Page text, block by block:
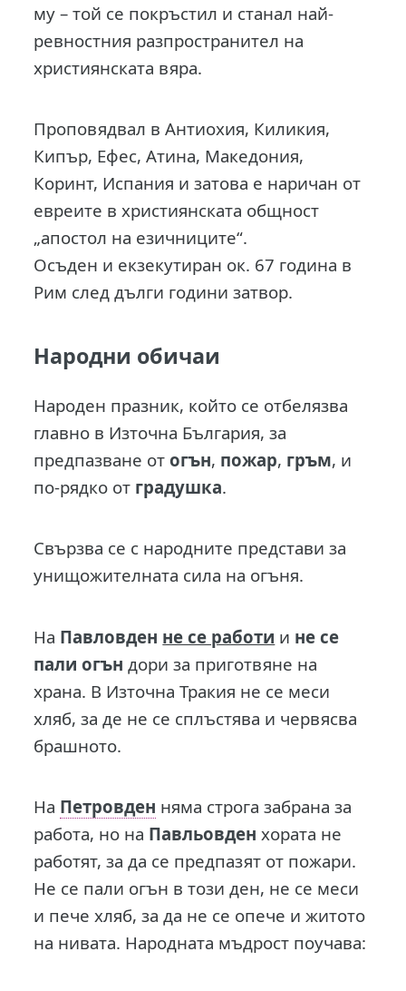
му – той се покръстил и станал най-
ревностния разпространител на
християнската вяра.
Проповядвал в Антиохия, Киликия,
Кипър, Ефес, Атина, Македония,
Коринт, Испания и затова е наричан от
евреите в християнската общност
„апостол на езичниците“.
Осъден и екзекутиран ок. 67 година в
Рим след дълги години затвор.
Народни обичаи
Народен празник, който се отбелязва
главно в Източна България, за
предпазване отогън, пожар, гръм, и
по-рядко от градушка.
Свързва се с народните представи за
унищожителната сила на огъня.
На Павловден не се работи и не се
пали огън дори за приготвяне на
храна. В Източна Тракия не се меси
хляб, за де не се сплъстява и червясва
брашното.
На Петровден няма строга забрана за
работа, но на Павльовден хората не
работят, за да се предпазят от пожари.
Не се пали огън в този ден, не се меси
и пече хляб, за да не се опече и житото
на нивата. Народната мъдрост поучава: